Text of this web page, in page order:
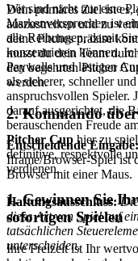
Dein primäres Ziel ist es,
auszustreiken und zu
deine Pitches präzise
musst du dein Team
den begehrten Pitcher
werden.
2. Kommando
Entscheidende Eingabe:
Iframe/Browser-Spiel ist
Browser mit einer Maus.
Haftungsausschluss:
diese Art von Spiel auf
tatsächlichen
unterscheiden.
Wir sind nicht nur eine
Markenversprechen ist
alle Reibungen, damit
konzentrieren können.
Paywalls und lästigen
als sicherer, schneller
anspruchsvollen Spieler.
darauf ausgerichtet, die
berauschenden Freude
Pitcher Cup hier zu
definitive, respektvolle
verdienen.
1. Gewinnen Sie
sofortigen Spielen
Ihre Freizeit ist Ihr